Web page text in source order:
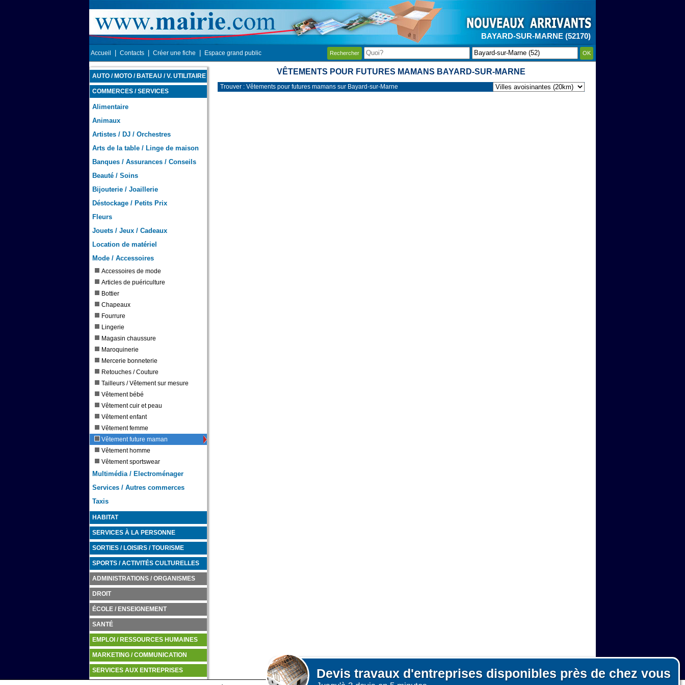
BAYARD-SUR-MARNE (52170)
Accueil Contacts Créer une fiche Espace grand public Rechercher OK
AUTO / MOTO / BATEAU / V. UTILITAIRE
COMMERCES / SERVICES
Alimentaire
Animaux
Artistes / DJ / Orchestres
Arts de la table / Linge de maison
Banques / Assurances / Conseils
Beauté / Soins
Bijouterie / Joaillerie
Déstockage / Petits Prix
Fleurs
Jouets / Jeux / Cadeaux
Location de matériel
Mode / Accessoires
Accessoires de mode
Articles de puériculture
Bottier
Chapeaux
Fourrure
Lingerie
Magasin chaussure
Maroquinerie
Mercerie bonneterie
Retouches / Couture
Tailleurs / Vêtement sur mesure
Vêtement bébé
Vêtement cuir et peau
Vêtement enfant
Vêtement femme
Vêtement future maman
Vêtement homme
Vêtement sportswear
Multimédia / Electroménager
Services / Autres commerces
Taxis
HABITAT
SERVICES À LA PERSONNE
SORTIES / LOISIRS / TOURISME
SPORTS / ACTIVITÉS CULTURELLES
ADMINISTRATIONS / ORGANISMES
DROIT
ÉCOLE / ENSEIGNEMENT
SANTÉ
EMPLOI / RESSOURCES HUMAINES
MARKETING / COMMUNICATION
SERVICES AUX ENTREPRISES
VÊTEMENTS POUR FUTURES MAMANS BAYARD-SUR-MARNE
Devis travaux d'entreprises disponibles près de chez vous
Trouver : Vêtements pour futures mamans sur Bayard-sur-Marne